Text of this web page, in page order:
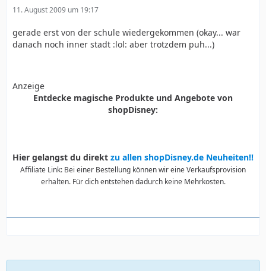
11. August 2009 um 19:17
gerade erst von der schule wiedergekommen (okay... war
danach noch inner stadt :lol: aber trotzdem puh...)
Anzeige
Entdecke magische Produkte und Angebote von
shopDisney:
Hier gelangst du direkt zu allen shopDisney.de Neuheiten!!
Affiliate Link: Bei einer Bestellung können wir eine Verkaufsprovision
erhalten. Für dich entstehen dadurch keine Mehrkosten.